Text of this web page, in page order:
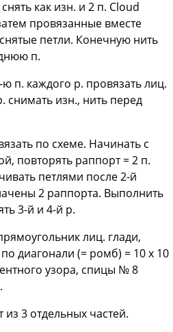
как изн. и 2 п. Cloud
провязанные вместе
петли. Конечную нить
п.
ю п. каждого р. провязать лиц.
изн., нить перед
по схеме. Начинать с
повторять раппорт = 2 п.
петлями после 2-й
2 раппорта. Выполнить
3-й и 4-й р.
лиц. глади,
диагонали (= ромб) = 10 x 10
узора, спицы № 8
из 3 отдельных частей.